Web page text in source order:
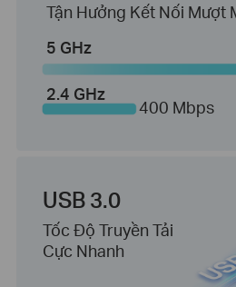
Tận Hưởng Kết Nối Mượt
5 GHz
2.4 GHz
400 Mbps
USB 3.0
Tốc Độ Truyền Tải
Cực Nhanh